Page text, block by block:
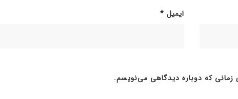
ایمیل *
زمانی که دوباره دیدگاهی می‌نویسم.